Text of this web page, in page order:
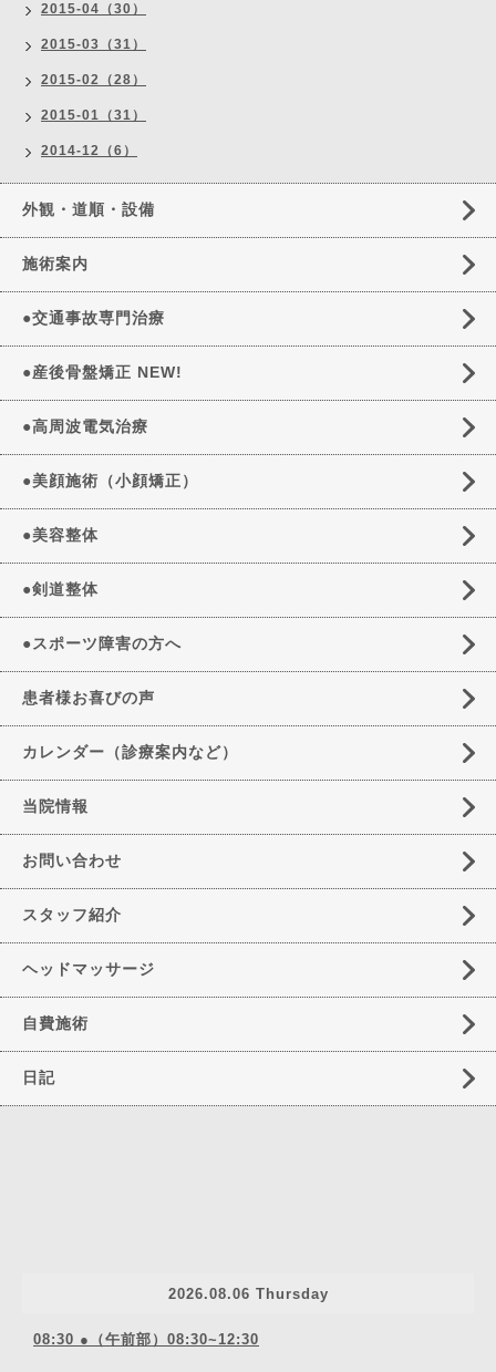
2015-04（30）
2015-03（31）
2015-02（28）
2015-01（31）
2014-12（6）
外観・道順・設備
施術案内
●交通事故専門治療
●産後骨盤矯正 NEW!
●高周波電気治療
●美顔施術（小顔矯正）
●美容整体
●剣道整体
●スポーツ障害の方へ
患者様お喜びの声
カレンダー（診療案内など）
当院情報
お問い合わせ
スタッフ紹介
ヘッドマッサージ
自費施術
日記
2026.08.06 Thursday
08:30 ●（午前部）08:30~12:30